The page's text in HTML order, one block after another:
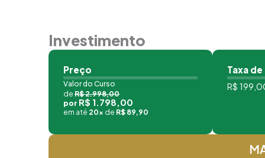
Investimento
Preço
Valor do Curso
de R$ 2.998,00
por R$ 1.798,00
em até 20x de R$ 89,90
Taxa
R$